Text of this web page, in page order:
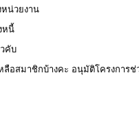
น่วยงาน
หนี้
คับ
ลือสมาชิกบ้างคะ อนุมัติโครงการ